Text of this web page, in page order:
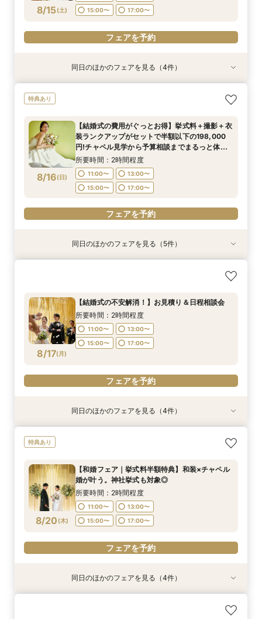
フェアを予約
フェアを予約
フェアを予約
フェアを予約
フェアを予約
8/15(土)
15:00〜
17:00〜
フェアを予約
8/15
【期間限定】50％OFF★チャペルフォトキャン
11:00〜
13:00〜
15:00〜
17:00〜
フェアを予約
8/15
11:00〜
13:00〜
15:00〜
17:00〜
フェアを予約
8/15
【結婚式の費用がぐっとお得】挙式料＋撮影＋衣
BIGフェア
所要時間：2時間程度
11:00〜
13:00〜
15:00〜
17:00〜
フェアを予約
8/15
【和婚フェア｜挙式料半額特典】和装×チャペル
11:00〜
13:00〜
15:00〜
17:00〜
フェアを予約
同日のほかのフェアを見る（4件）
特典あり
8/16(日)
【結婚式の費用がぐっとお得】挙式料＋撮影＋衣
装ランクアップがセットで半額以下の198,000
円!チャペル見学から予算相談までまるっと体験
BIGフェア
所要時間：2時間程度
11:00〜
13:00〜
15:00〜
17:00〜
フェアを予約
8/16(日)
【挙式＋会食が5万円OFF！】費用を抑えて叶え
15:00〜
17:00〜
フェアを予約
8/16(日)
【期間限定】50％OFF★チャペルフォトキャン
15:00〜
17:00〜
フェアを予約
8/16(日)
11:00〜
13:00〜
15:00〜
17:00〜
フェアを予約
8/16(日)
【 スマホで気軽に参加】 自宅でオンライン相談
15:00〜
17:00〜
フェアを予約
8/16(日)
【和婚フェア｜挙式料半額特典】和装×チャペル
15:00〜
17:00〜
フェアを予約
同日のほかのフェアを見る（5件）
8/17(月)
【結婚式の不安解消！】お見積り＆日程相談会
所要時間：2時間程度
11:00〜
13:00〜
15:00〜
17:00〜
フェアを予約
8/17(月)
【挙式＋会食が5万円OFF！】費用を抑えて叶え
11:00〜
13:00〜
15:00〜
17:00〜
フェアを予約
8/17(月)
【期間限定】50％OFF★チャペルフォトキャン
11:00〜
13:00〜
15:00〜
17:00〜
フェアを予約
8/17(月)
【結婚式の費用がぐっとお得】挙式料＋撮影＋衣
BIGフェア
所要時間：2時間程度
15:00〜
17:00〜
フェアを予約
8/17(月)
【和婚フェア｜挙式料半額特典】和装×チャペル
11:00〜
13:00〜
15:00〜
17:00〜
フェアを予約
同日のほかのフェアを見る（4件）
特典あり
8/20 (木)
【和婚フェア｜挙式料半額特典】和装×チャペル
婚が叶う。神社挙式も対象◎
所要時間：2時間程度
11:00〜
13:00〜
15:00〜
17:00〜
フェアを予約
【挙式＋会食が5万円OFF！】費用を抑えて叶え
【期間限定】50％OFF★チャペルフォトキャン
【結婚式の費用がぐっとお得】挙式料＋撮影＋衣
同日のほかのフェアを見る（4件）